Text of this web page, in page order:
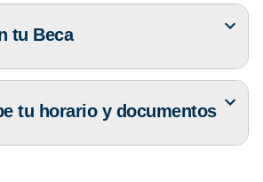
tu Beca
tu horario y documentos